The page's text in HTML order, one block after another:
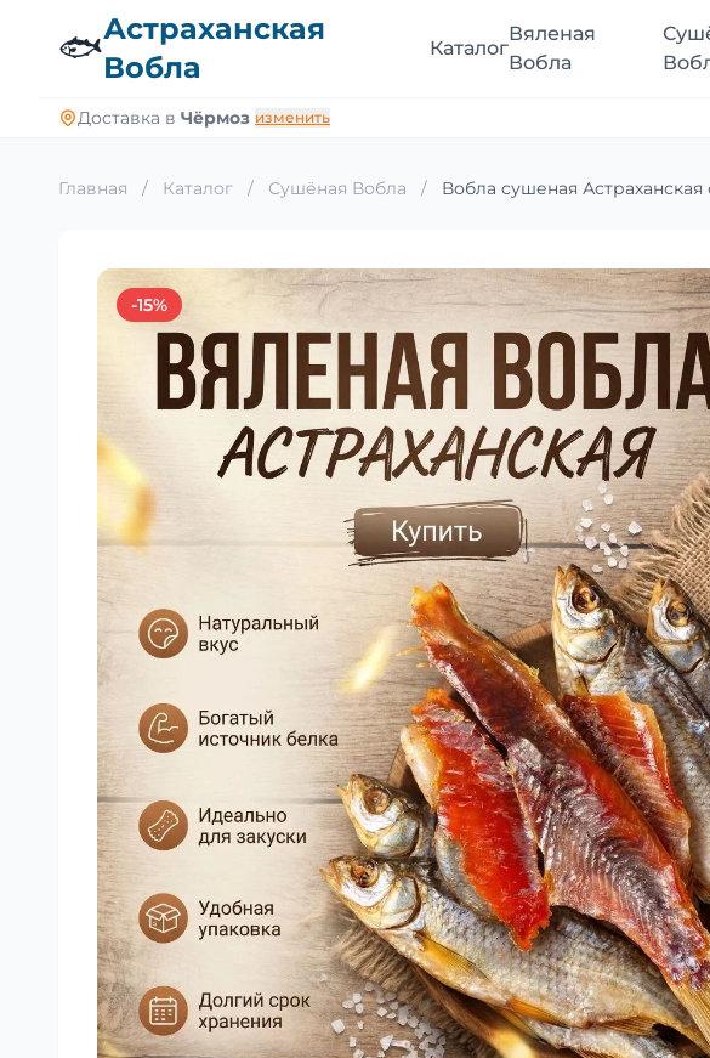
🐟Астраханская
Вобла
Каталог
Вяленая
Вобла
Доставка в Чёрмоз изменить
Главная / Каталог / Сушёная Вобла / Вобла сушеная Астраханская
-15%